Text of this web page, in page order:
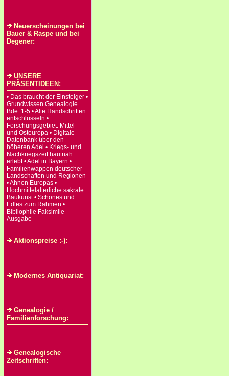
Neuerscheinungen bei
Bauer & Raspe und bei
Degener:
UNSERE
PRÄSENTIDEEN:
• Das braucht der Einsteiger •
Grundwissen Genealogie
Bde. 1-5 • Alte Handschriften
entschlüsseln •
Forschungsgebiet: Mittel-
und Osteuropa • Digitale
Datenbank über den
höheren Adel • Kriegs- und
Nachkriegszeit hautnah
erlebt • Adel in Bayern •
Familienwappen deutscher
Landschaften und Regionen
• Ahnen Europas •
Hochmittelalterliche sakrale
Baukunst • Schönes und
Edles zum Rahmen •
Bibliophile Faksimile-
Ausgabe
Aktionspreise :-):
Modernes Antiquariat:
Genealogie /
Familienforschung:
Genealogische
Zeitschriften: